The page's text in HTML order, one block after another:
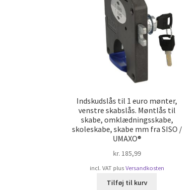
Indskudslås til 1 euro mønter,
venstre skabslås. Møntlås til
skabe, omklædningsskabe,
skoleskabe, skabe mm fra SISO /
UMAXO®
kr. 185,99
incl. VAT plus Versandkosten
Tilføj til kurv